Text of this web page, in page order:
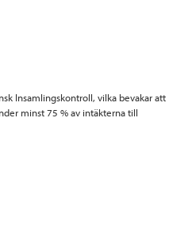
Insamlingskontroll, vilka bevakar att
minst 75 % av intäkterna till